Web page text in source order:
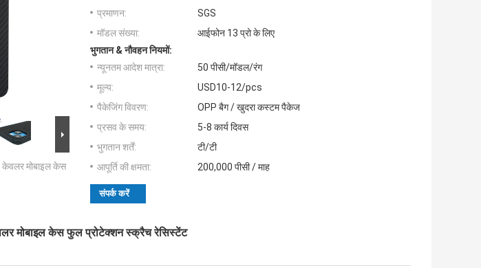
मोबाइल केस
प्रमाणन:
SGS
मॉडल संख्या:
आईफोन 13 प्रो के लिए
भुगतान & नौवहन नियमों:
न्यूनतम आदेश मात्रा:
50 पीसी/मॉडल/रंग
मूल्य:
USD10-12/pcs
पैकेजिंग विवरण:
OPP बैग / खुदरा कस्टम पैकेज
प्रसव के समय:
5-8 कार्य दिवस
भुगतान शर्तें:
टी/टी
आपूर्ति की क्षमता:
200,000 पीसी / माह
संपर्क करें
मोबाइल केस फुल प्रोटेक्शन स्क्रैच रेसिस्टेंट